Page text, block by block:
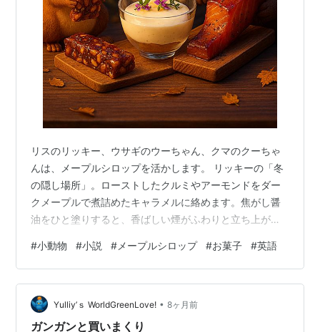
リスのリッキー、ウサギのウーちゃん、クマのクーちゃ
んは、メープルシロップを活かします。 リッキーの「冬
の隠し場所」。ローストしたクルミやアーモンドをダー
クメープルで煮詰めたキャラメルに絡めます。焦がし醤
油をひと塗りすると、香ばしい煙がふわりと立ち上がま
ッ」と小気味よい音が響きます。 ウーちゃんの「雪原の
朝露」。真っ白なレアチーズケーキを透明な器に盛り付
け、その中にゴールデンメープルのジュレを閉じ込めま
す。トップにはタイムやローズマリー、そして小さな花
を散らしました。口に入れると「ふわっ」と消える儚い
#小動物 #小説 # メープルシロップ #お菓子 #英語
Yulliy’ｓ WorldGreenLove! • 8ヶ月前
ガンガンと買いまくり